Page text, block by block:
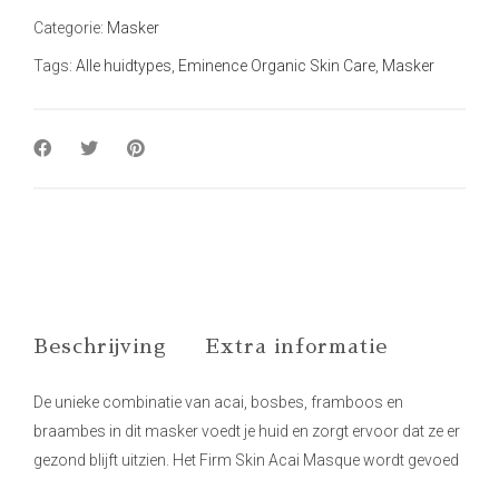
Categorie: Masker
Tags: Alle huidtypes Eminence Organic Skin Care Masker
Beschrijving Extra informatie
De unieke combinatie van acai, bosbes, framboos en
braambes in dit masker voedt je huid en zorgt ervoor dat ze er
gezond blijft uitzien. Het Firm Skin Acai Masque wordt gevoed